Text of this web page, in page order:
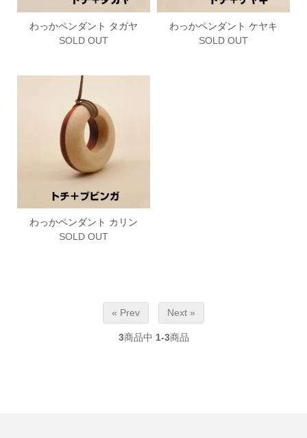
わっかペンダント タガヤ
SOLD OUT
わっかペンダント ケヤキ
SOLD OUT
わっかペンダント カリン
SOLD OUT
« Prev Next »
3商品中 1-3商品